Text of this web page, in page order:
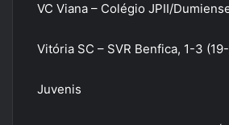
VC Viana – Colégio JPII/
Vitória SC – SVR Benfica, 1-3
Juvenis